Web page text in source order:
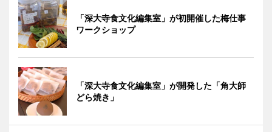
「深大寺食文化編集室」が初開催した梅仕事
ワークショップ
「深大寺食文化編集室」が開発した「角大師
どら焼き」